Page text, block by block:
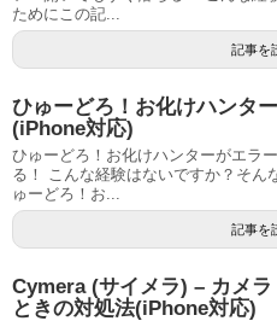
ためにこの記...
記事を
ひゅーどろ！お化けハンタ
(iPhone対応)
ひゅーどろ！お化けハンターがエラ
る！ こんな経験はないですか？そん
ゅーどろ！お...
記事を
Cymera (サイメラ) – カメ
ときの対処法(iPhone対応)